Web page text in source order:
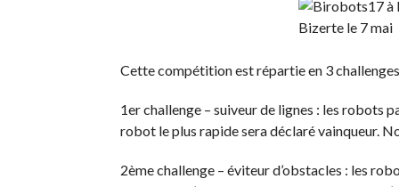
Cette compétition est répartie en 3
1er challenge – suiveur de lignes : les robots
robot le plus rapide sera déclaré vainqueur.
2ème challenge – éviteur d’obstacles : les